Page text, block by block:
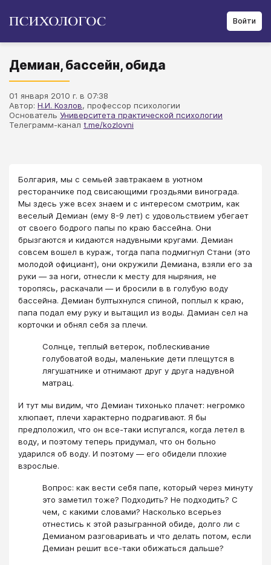
Войти
Демиан, бассейн, обида
01 января 2010 г. в 07:38
Автор: Н.И. Козлов, профессор психологии
Основатель Университета практической психологии
Телеграмм-канал t.me/kozlovni
Болгария, мы с семьей завтракаем в уютном
ресторанчике под свисающими гроздьями винограда.
Мы здесь уже всех знаем и с интересом смотрим, как
веселый Демиан (ему 8-9 лет) с удовольствием убегает
от своего бодрого папы по краю бассейна. Они
брызгаются и кидаются надувными кругами. Демиан
совсем вошел в кураж, тогда папа подмигнул Стани (это
молодой официант), они окружили Демиана, взяли его за
руки — за ноги, отнесли к месту для ныряния, не
торопясь, раскачали — и бросили в в голубую воду
бассейна. Демиан бултыхнулся спиной, поплыл к краю,
папа подал ему руку и вытащил из воды. Дамиан сел на
корточки и обнял себя за плечи.
Солнце, теплый ветерок, поблескивание
голубоватой воды, маленькие дети плещутся в
лягушатнике и отнимают друг у друга надувной
матрац.
И тут мы видим, что Демиан тихонько плачет: негромко
хлюпает, плечи характерно подрагивают. Я бы
предположил, что он все-таки испугался, когда летел в
воду, и поэтому теперь придумал, что он больно
ударился об воду. И поэтому — его обидели плохие
взрослые.
Вопрос: как вести себя папе, который через минуту
это заметил тоже? Подходить? Не подходить? С
чем, с какими словами? Насколько всерьез
отнестись к этой разыгранной обиде, долго ли с
Демианом разговаривать и что делать потом, если
Демиан решит все-таки обижаться дальше?